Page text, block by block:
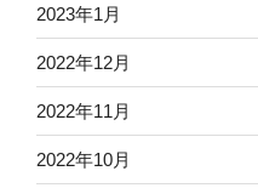
2023年1月
2022年12月
2022年11月
2022年10月